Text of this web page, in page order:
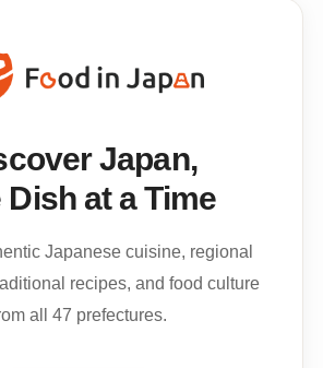
Japan,
Dish at a Time
Japanese cuisine, regional
recipes, and food culture
all 47 prefectures.